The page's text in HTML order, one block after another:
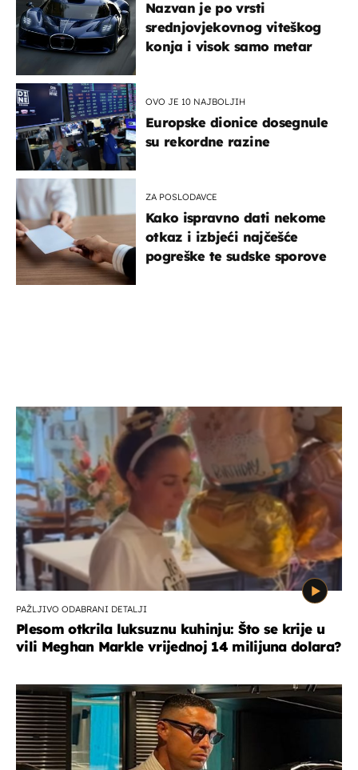
Nazvan je po vrsti
srednjovjekovnog viteškog
konja i visok samo metar
OVO JE 10 NAJBOLJIH
Europske dionice dosegnule
su rekordne razine
ZA POSLODAVCE
Kako ispravno dati nekome
otkaz i izbjeći najčešće
pogreške te sudske sporove
PAŽLJIVO ODABRANI DETALJI
Plesom otkrila luksuznu kuhinju: Što se krije u
vili Meghan Markle vrijednoj 14 milijuna dolara?